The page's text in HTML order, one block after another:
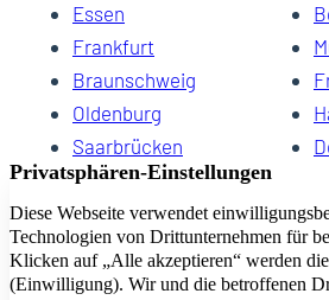
Essen
Frankfurt
Braunschweig
Oldenburg
Saarbrücken
Hannover
Dresden
Wuppertal